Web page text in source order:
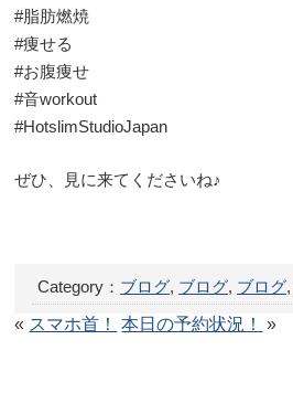
#脂肪燃焼
#痩せる
#お腹痩せ
#音workout
#HotslimStudioJapan
ぜひ、見に来てくださいね♪
Category： ブログ, ブログ, ブログ,
« スマホ首！ 本日の予約状況！ »